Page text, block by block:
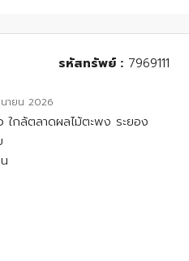
รหัสทรัพย์ : 7969111
ายน 2026
ว ใกล้ตลาดผลไม้ตะพง ระยอง